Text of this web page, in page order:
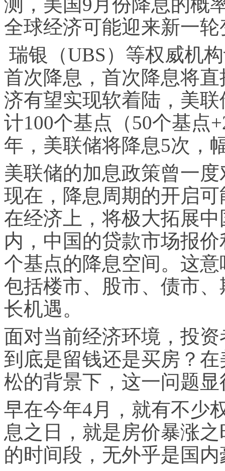
全球经济可能迎来新一轮
瑞银（UBS）等权威机
首次降息，首次降息将
济有望实现软着陆，美
计100个基点（50个基点
年，美联储将降息5次，
美联储的加息政策曾一
现在，降息周期的开启
在经济上，将极大拓展
内，中国的贷款市场报
个基点的降息空间。这
包括楼市、股市、债市
长机遇。
面对当前经济环境，投
到底是留钱还是买房？
松的背景下，这一问题
早在今年4月，就有不少
息之日，就是房价暴涨
的时间段，无外乎是国